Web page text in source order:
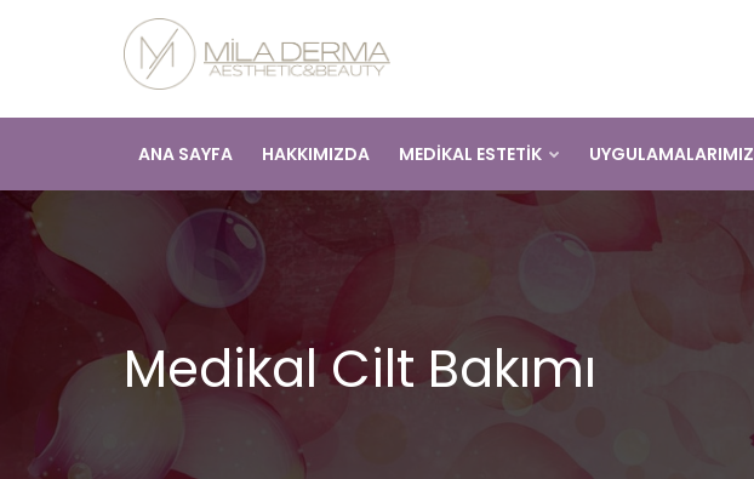
ANA SAYFA HAKKIMIZDA MEDİKAL ESTETİK UYGULAMALARIMIZ
Medikal Cilt Bakımı